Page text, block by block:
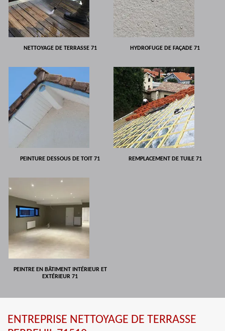
NETTOYAGE DE TERRASSE 71 HYDROFUGE DE FAÇADE 71
PEINTURE DESSOUS DE TOIT 71 REMPLACEMENT DE TUILE 71
PEINTRE EN BÂTIMENT INTÉRIEUR ET
EXTÉRIEUR 71
ENTREPRISE NETTOYAGE DE TERRASSE